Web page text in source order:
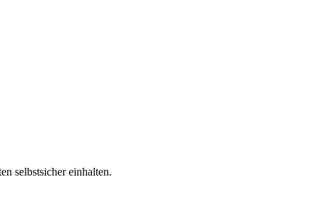
selbstsicher einhalten.